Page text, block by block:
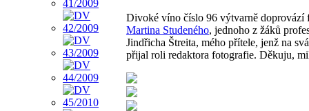
Divoké víno číslo 96 výtvarně doprovází
Martina Studeného, jednoho z žáků
Jindřicha Štreita, mého přítele, jenž na
přijal roli redaktora fotografie. Děkuju,